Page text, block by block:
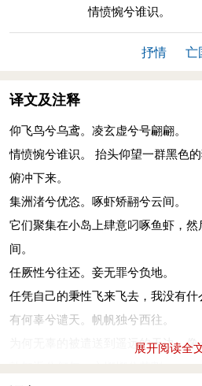
情愤惋兮谁识。
抒情 亡
译文及注释
仰飞鸟兮乌鸢。凌玄虚兮号翩翩。
情愤惋兮谁识。 抬头仰望一群黑色
俯冲下来。
集洲渚兮优恣。啄虾矫翮兮云间。
它们聚集在小岛上肆意叼啄鱼虾，
间。
任厥性兮往还。妾无罪兮负地。
任凭自己的秉性飞来飞去，我没有什
有何辜兮谴天。帆帆独兮西往。
为何无辜的被遣送到遥远的天边，
展开阅读全